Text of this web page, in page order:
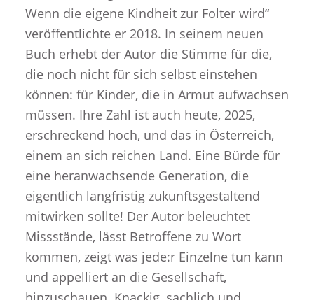
Wenn die eigene Kindheit zur Folter wird“
veröffentlichte er 2018. In seinem neuen
Buch erhebt der Autor die Stimme für die,
die noch nicht für sich selbst einstehen
können: für Kinder, die in Armut aufwachsen
müssen. Ihre Zahl ist auch heute, 2025,
erschreckend hoch, und das in Österreich,
einem an sich reichen Land. Eine Bürde für
eine heranwachsende Generation, die
eigentlich langfristig zukunftsgestaltend
mitwirken sollte! Der Autor beleuchtet
Missstände, lässt Betroffene zu Wort
kommen, zeigt was jede:r Einzelne tun kann
und appelliert an die Gesellschaft,